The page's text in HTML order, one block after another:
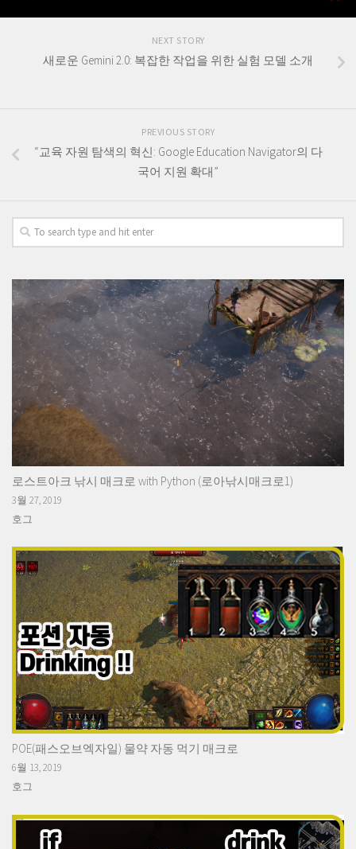
NEXT STORY
새로운 Gemini 2.0: 복잡한 작업을 위한 실험 모델 소개
PREVIOUS STORY
“교육 자원 탐색의 혁신: Google Education Navigator의 다
국어 지원 확대”
로스트아크 낚시 매크로 with Python (로아낚시매크로1)
3월 27, 2019
호그
POE(패스오브엑자일) 물약 자동 먹기 매크로
6월 13, 2019
호그